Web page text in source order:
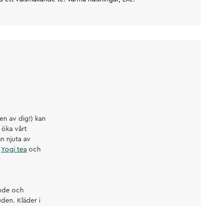
av dig!) kan
öka vårt
njuta av
Yogi tea och
och
Kläder i